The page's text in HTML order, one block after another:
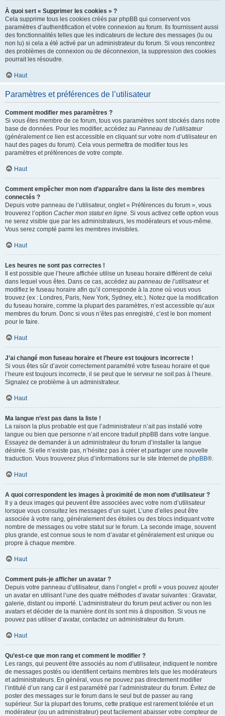
À quoi sert « Supprimer les cookies » ?
Cela supprime tous les cookies créés par phpBB qui conservent vos
paramètres d’authentification et votre connexion au forum. Ils fournissent aussi
des fonctionnalités telles que les indicateurs de lecture des messages (lu ou
non lu) si cela a été activé par un administrateur du forum. Si vous rencontrez
des problèmes de connexion ou de déconnexion, la suppression des cookies
pourrait les résoudre.
Haut
Paramètres et préférences de l’utilisateur
Comment modifier mes paramètres ?
Si vous êtes membre de ce forum, tous vos paramètres sont stockés dans notre
base de données. Pour les modifier, accédez au Panneau de l’utilisateur
(généralement ce lien est accessible en cliquant sur votre nom d’utilisateur en
haut des pages du forum). Cela vous permettra de modifier tous les
paramètres et préférences de votre compte.
Haut
Comment empêcher mon nom d’apparaître dans la liste des membres
connectés ?
Depuis votre panneau de l’utilisateur, onglet « Préférences du forum », vous
trouverez l’option Cacher mon statut en ligne. Si vous activez cette option vous
ne serez visible que par les administrateurs, les modérateurs et vous-même.
Vous serez compté parmi les membres invisibles.
Haut
Les heures ne sont pas correctes !
Il est possible que l’heure affichée utilise un fuseau horaire différent de celui
dans lequel vous êtes. Dans ce cas, accédez au panneau de l’utilisateuret
modifiez le fuseau horaire afin qu’il corresponde à la zone où vous vous
trouvez (ex : Londres, Paris, New York, Sydney, etc.). Notez que la modification
du fuseau horaire, comme la plupart des paramètres, n’est accessible qu’aux
membres du forum. Donc si vous n’êtes pas enregistré, c’est le bon moment
pour le faire.
Haut
J’ai changé mon fuseau horaire et l’heure est toujours incorrecte !
Si vous êtes sûr d’avoir correctement paramétré votre fuseau horaire et que
l’heure est toujours incorrecte, il se peut que le serveur ne soit pas à l’heure.
Signalez ce problème à un administrateur.
Haut
Ma langue n’est pas dans la liste !
La raison la plus probable est que l’administrateur n’ait pas installé votre
langue ou bien que personne n’ait encore traduit phpBB dans votre langue.
Essayez de demander à un administrateur du forum d’installer la langue
désirée. Si elle n’existe pas, n’hésitez pas à créer et partager une nouvelle
traduction. Vous trouverez plus d’informations sur le site Internet de phpBB®.
Haut
A quoi correspondent les images à proximité de mon nom d’utilisateur ?
Il y a deux images qui peuvent être associées avec votre nom d’utilisateur
lorsque vous consultez les messages d’un sujet. L’une d’elles peut être
associée à votre rang, généralement des étoiles ou des blocs indiquant votre
nombre de messages ou votre statut sur le forum. La seconde image, souvent
plus grande, est connue sous le nom d’avatar et généralement est unique ou
propre à chaque membre.
Haut
Comment puis-je afficher un avatar ?
Depuis votre panneau d’utilisateur, dans l’onglet « profil » vous pouvez ajouter
un avatar en utilisant l’une des quatre méthodes d’avatar suivantes : Gravatar,
galerie, distant ou importé. L’administrateur du forum peut activer ou non les
avatars et décider de la manière dont ils sont mis à disposition. Si vous ne
pouvez pas utiliser d’avatar, contactez un administrateur du forum.
Haut
Qu’est-ce que mon rang et comment le modifier ?
Les rangs, qui peuvent être associés au nom d’utilisateur, indiquent le nombre
de messages postés ou identifient certains membres tels que les modérateurs
et administrateurs. En général, vous ne pouvez pas directement modifier
l’intitulé d’un rang car il est paramétré par l’administrateur du forum. Évitez de
poster des messages sur le forum dans le seul but de passer au rang
supérieur. Sur la plupart des forums, cette pratique est rarement tolérée et un
modérateur (ou un administrateur) peut facilement abaisser votre compteur de